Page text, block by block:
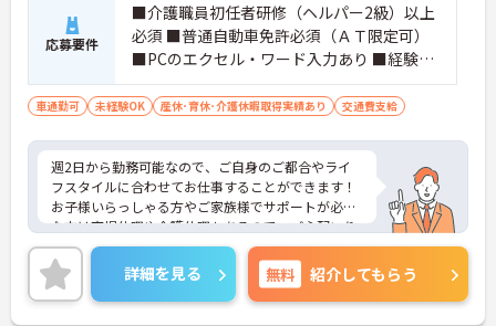
応募要件
■介護職員初任者研修（ヘルパー2級）以上
必須 ■普通自動車免許必須（ＡＴ限定可）
■PCのエクセル・ワード入力あり ■経験不
問
車通勤可 未経験OK 産休･育休･介護休暇取得実績あり 交通費支給
週2日から勤務可能なので、ご自身のご都合やライ
フスタイルに合わせてお仕事することができます！
お子様いらっしゃる方やご家族様でサポートが必要
な方は育児休暇や介護休暇もあるので、ご心配いり
ません！ご興味ある方は面接ポイントをお伝えしま
すので、お気軽にお問い合わせください♪
詳細を見る 無料 紹介してもらう